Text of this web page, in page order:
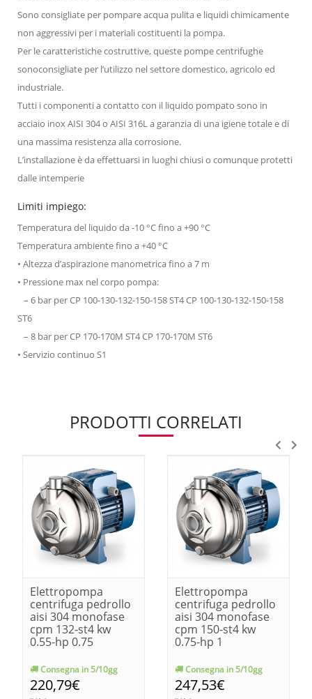
Sono consigliate per pompare acqua pulita e liquidi chimicamente
non aggressivi per i materiali costituenti la pompa.
Per le caratteristiche costruttive, queste pompe centrifughe
sonoconsigliate per l’utilizzo nel settore domestico, agricolo ed
industriale.
Tutti i componenti a contatto con il liquido pompato sono in
acciaio inox AISI 304 o AISI 316L a garanzia di una igiene totale e di
una massima resistenza alla corrosione.
L’installazione è da effettuarsi in luoghi chiusi o comunque protetti
dalle intemperie
Limiti impiego:
Temperatura del liquido da -10 °C fino a +90 °C
Temperatura ambiente fino a +40 °C
• Altezza d’aspirazione manometrica fino a 7 m
• Pressione max nel corpo pompa:
– 6 bar per CP 100-130-132-150-158 ST4 CP 100-130-132-150-158
ST6
– 8 bar per CP 170-170M ST4 CP 170-170M ST6
• Servizio continuo S1
PRODOTTI CORRELATI
Elettropompa
centrifuga pedrollo
aisi 304 monofase
cpm 132-st4 kw
0.55-hp 0.75
Consegna in 5/10gg
220,79€
Elettropompa
centrifuga pedrollo
aisi 304 monofase
cpm 150-st4 kw
0.75-hp 1
Consegna in 5/10gg
247,53€